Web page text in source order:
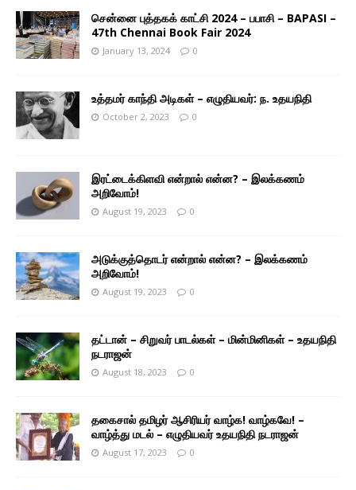
சென்னை புத்தகக் காட்சி 2024 – பபாசி – BAPASI –
47th Chennai Book Fair 2024
January 13, 2024 0
உத்தமர் காந்தி அடிகள் – எழுதியவர்: ந. உதயநிதி
October 2, 2023 0
இரட்டைக்கிளவி என்றால் என்ன? – இலக்கணம்
அறிவோம்!
August 19, 2023 0
அடுக்குத்தொடர் என்றால் என்ன? – இலக்கணம்
அறிவோம்!
August 19, 2023 0
தட்டான் – சிறுவர் பாடல்கள் – மின்மினிகள் – உதயநிதி
நடராஜன்
August 18, 2023 0
தகைசால் தமிழர் ஆசிரியர் வாழ்க! வாழ்கவே! –
வாழ்த்து மடல் – எழுதியவர் உதயநிதி நடராஜன்
August 17, 2023 0